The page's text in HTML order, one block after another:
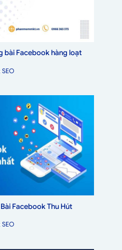
bài Facebook hàng loạt
Facebook Thu Hút